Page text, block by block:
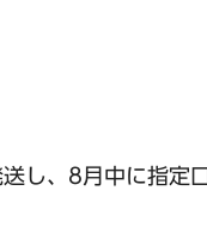
し、8月中に指定